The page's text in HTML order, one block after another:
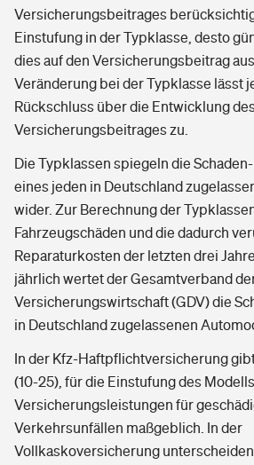
Versicherungsbeitrages
Einstufung in der Typklasse, desto
dies auf den Versicherungsbeitrag
Veränderung bei der Typklasse lässt
Rückschluss über die Entwicklung
Versicherungsbeitrages zu.
Die Typklassen spiegeln die
eines jeden in Deutschland
wider. Zur Berechnung der
Fahrzeugschäden und die dadurch
Reparaturkosten der letzten drei
jährlich wertet der Gesamtverband
Versicherungswirtschaft (GDV) die
in Deutschland zugelassenen
In der Kfz-Haftpflichtversicherung
(10-25), für die Einstufung des
Versicherungsleistungen für
Verkehrsunfällen maßgeblich. In der
Vollkaskoversicherung